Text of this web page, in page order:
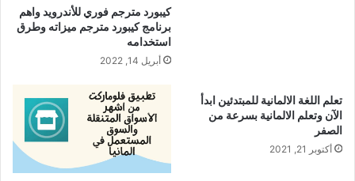
كيبورد مترجم فوري للأندرويد واهم
برنامج كيبورد مترجم ميزاته وطرق
استخدامه
أبريل 14, 2022
تعلم اللغة الالمانية للمبتدئين ابدأ
الآن وتعلم الالمانية بسرعة من
الصفر
أكتوبر 21, 2021